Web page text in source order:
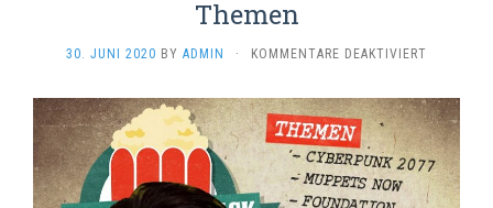
Themen
30. JUNI 2020 BY ADMIN · KOMMENTARE DEAKTIVIERT
#89:
PUPPEN
UND
ANDERE
HYPE-